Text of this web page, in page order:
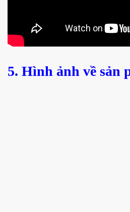
5. Hình ảnh về sản